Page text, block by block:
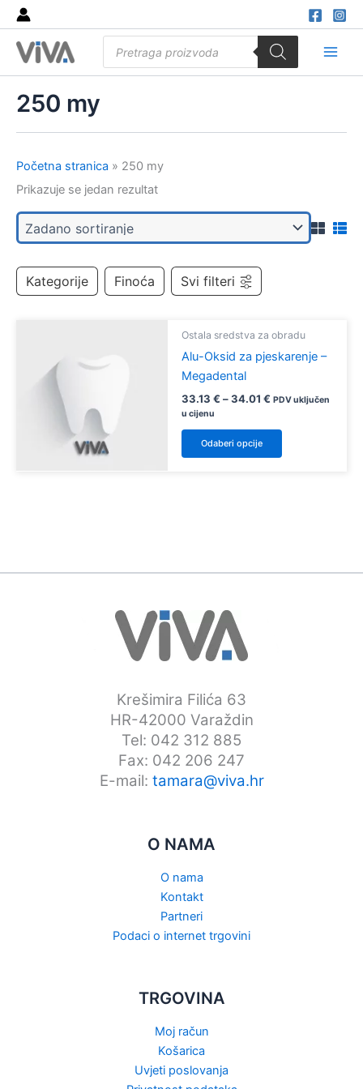
Skip
to
content
search
250 my
Početna stranica » 250 my
Prikazuje se jedan rezultat
Kategorije Finoća Svi filteri
Ostala sredstva za obradu
Alu-Oksid za pjeskarenje –
Megadental
33.13 € –34.01 € Raspon
do
PDV uključen
u cijenu
Odaberi opcije
Ovaj
proizvod
mogu
Krešimira Filića 63
HR-42000 Varaždin
Tel: 042 312 885
Fax: 042 206 247
E-mail: tamara@viva.hr
O NAMA
O nama
Kontakt
Partneri
Podaci o internet trgovini
TRGOVINA
Moj račun
Košarica
Uvjeti poslovanja